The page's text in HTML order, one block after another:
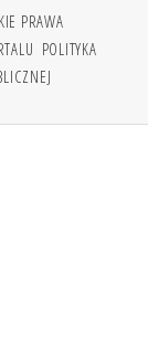
PRAWA
POLITYKA